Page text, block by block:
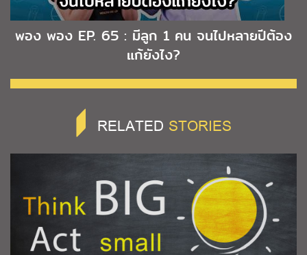
พอง พอง EP. 65 : มีลูก 1 คน จนไปหลายปีต้อง
แก้ยังไง?
RELATED STORIES